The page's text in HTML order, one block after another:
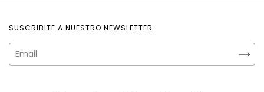
SUSCRIBITE A NUESTRO NEWSLETTER